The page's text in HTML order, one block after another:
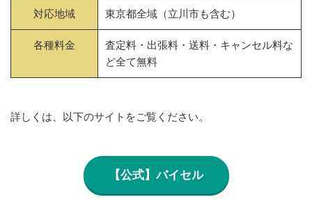
対応地域 東京都全域（立川市も含む）
各種料金
査定料・出張料・送料・キャンセル料な
ど全て無料
詳しくは、以下のサイトをご覧ください。
【公式】バイセル